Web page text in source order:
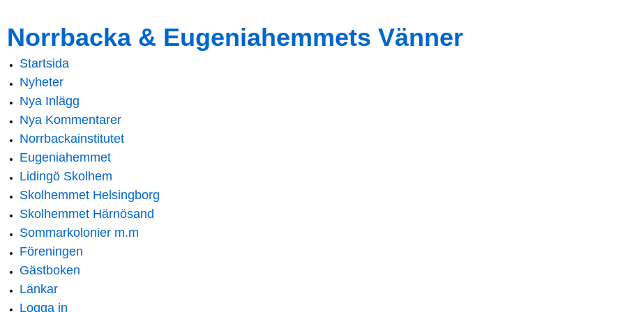
main
content
navigation
Norrbacka & Eugeniahemmets Vänner
Main menu
Startsida
Nyheter
Nya Inlägg
Nya Kommentarer
Norrbackainstitutet
Eugeniahemmet
Lidingö Skolhem
Skolhemmet Helsingborg
Skolhemmet Härnösand
Sommarkolonier m.m
Föreningen
Gästboken
Länkar
Logga in